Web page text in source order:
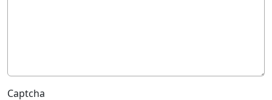
Captcha